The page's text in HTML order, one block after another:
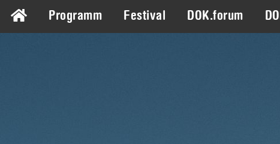
Programm Festival DOK.forum